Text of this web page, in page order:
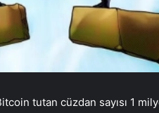
tutan cüzdan sayısı 1